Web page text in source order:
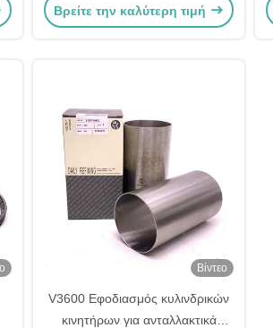
Βρείτε την καλύτερη τιμή
Βίντεο
V3600 Εφοδιασμός κυλινδρικών
κινητήρων για ανταλλακτικά